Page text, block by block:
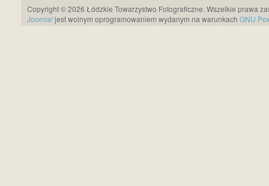
Copyright © 2026 Łódzkie Towarzystwo Fotograficzne. Wszelkie prawa
Joomla! jest wolnym oprogramowaniem wydanym na warunkach GNU